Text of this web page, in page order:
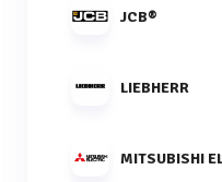
JCB®
LIEBHERR
MITSUBISHI